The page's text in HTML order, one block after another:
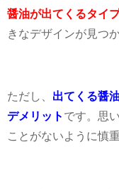
醤油が出てくるタイ
きなデザインが見つ
ただし、 出てくる醤
デメリット です。思
ことがないように慎